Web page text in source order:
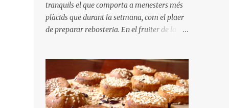
tranquils el que comporta a menesters més
plàcids que durant la setmana, com el plaer
de preparar rebosteria. En el fruiter de la
que a casa ens agradin bastant, no crec que
poguéssim haver-los menjat tots. Així, em
vaig disposar a preparar un pa de pessic de
plàtans. Sempre és benvingut tenir alguna